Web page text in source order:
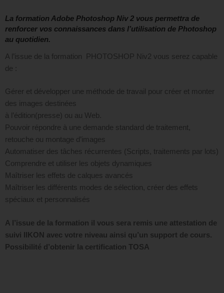
La formation Adobe Photoshop Niv 2 vous permettra de
renforcer vos connaissances dans l’utilisation de Photoshop
au quotidien.
A l’issue de la formation PHOTOSHOP Niv2 vous serez capable
de :
Gérer et développer une méthode de travail pour créer et monter
des images destinées
à l’édition(presse) ou au Web.
Pouvoir répondre à une demande standard de traitement,
retouche ou montage d’images
Automatiser des tâches récurrentes (Scripts, traitements par lots)
Comprendre et utiliser les objets dynamiques
Maîtriser les effets de calques avancés
Maîtriser les différents modes de sélection, créer des effets
spéciaux et personnalisés
A l’issue de la formation il vous sera remis une attestation de
suivi IIKON avec votre niveau ainsi qu’un support de cours.
Possibilité d’obtenir la certification TOSA